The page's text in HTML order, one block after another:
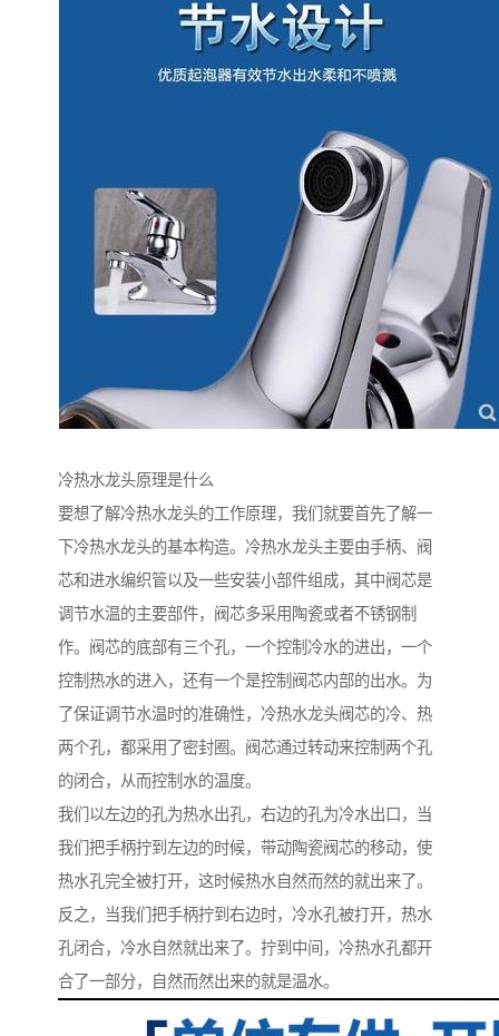
冷热水龙头原理是什么
要想了解冷热水龙头的工作原理，我们就要首先了解一
下冷热水龙头的基本构造。冷热水龙头主要由手柄、阀
芯和进水编织管以及一些安装小部件组成，其中阀芯是
调节水温的主要部件，阀芯多采用陶瓷或者不锈钢制
作。阀芯的底部有三个孔，一个控制冷水的进出，一个
控制热水的进入，还有一个是控制阀芯内部的出水。为
了保证调节水温时的准确性，冷热水龙头阀芯的冷、热
两个孔，都采用了密封圈。阀芯通过转动来控制两个孔
的闭合，从而控制水的温度。
我们以左边的孔为热水出孔，右边的孔为冷水出口，当
我们把手柄拧到左边的时候，带动陶瓷阀芯的移动，使
热水孔完全被打开，这时候热水自然而然的就出来了。
反之，当我们把手柄拧到右边时，冷水孔被打开，热水
孔闭合，冷水自然就出来了。拧到中间，冷热水孔都开
合了一部分，自然而然出来的就是温水。